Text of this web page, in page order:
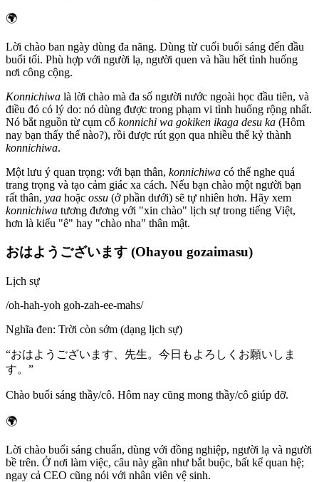
🌍
Lời chào ban ngày dùng đa năng. Dùng từ cuối buổi sáng đến đầu
buổi tối. Phù hợp với người lạ, người quen và hầu hết tình huống
nơi công cộng.
Konnichiwa là lời chào mà đa số người nước ngoài học đầu tiên, và
điều đó có lý do: nó dùng được trong phạm vi tình huống rộng nhất.
Nó bắt nguồn từ cụm cổ konnichi wa gokiken ikaga desu ka (Hôm
nay bạn thấy thế nào?), rồi được rút gọn qua nhiều thế kỷ thành
konnichiwa.
Một lưu ý quan trọng: với bạn thân, konnichiwa có thể nghe quá
trang trọng và tạo cảm giác xa cách. Nếu bạn chào một người bạn
rất thân, yaa hoặc ossu (ở phần dưới) sẽ tự nhiên hơn. Hãy xem
konnichiwa tương đương với "xin chào" lịch sự trong tiếng Việt,
hơn là kiểu "ê" hay "chào nha" thân mật.
おはようございます (Ohayou gozaimasu)
Lịch sự
/oh-hah-yoh goh-zah-ee-mahs/
Nghĩa đen: Trời còn sớm (dạng lịch sự)
“おはようございます、先生。今日もよろしくお願いしま
す。 ”
Chào buổi sáng thầy/cô. Hôm nay cũng mong thầy/cô giúp đỡ.
🌍
Lời chào buổi sáng chuẩn, dùng với đồng nghiệp, người lạ và người
bề trên. Ở nơi làm việc, câu này gần như bắt buộc, bất kể quan hệ;
ngay cả CEO cũng nói với nhân viên vệ sinh.